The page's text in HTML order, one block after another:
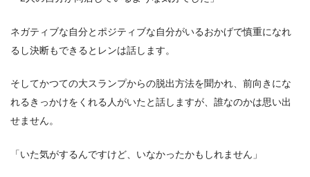
ネガティブな自分とポジティブな自分がいるおかげで慎重になれ
るし決断もできるとレンは話します。
そしてかつての大スランプからの脱出方法を聞かれ、前向きにな
れるきっかけをくれる人がいたと話しますが、誰なのかは思い出
せません。
「いた気がするんですけど、いなかったかもしれません」